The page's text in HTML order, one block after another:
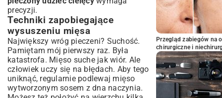
precyzji.
Techniki zapobiegające
wysuszeniu mięsa
Największy wróg pieczeni? Suchość.
Pamiętam mój pierwszy raz. Była
katastrofa. Mięso suche jak wiór. Ale
człowiek uczy się na błędach. Aby tego
uniknąć, regularnie podlewaj mięso
wytworzonym sosem z dna naczynia.
Przegląd zabiegów na
chirurgiczne i